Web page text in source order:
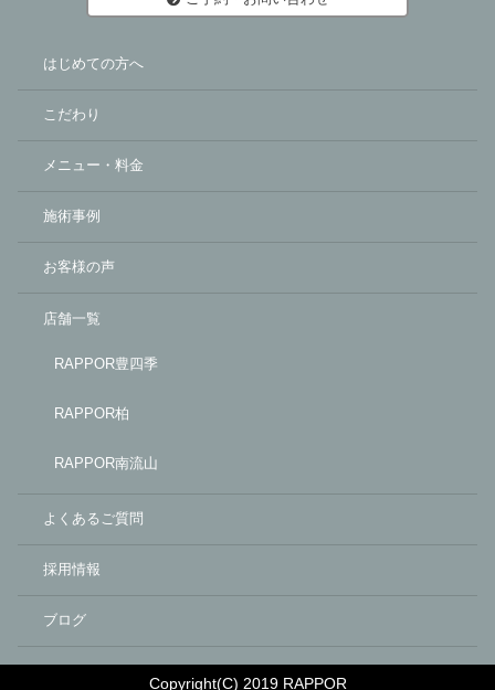
はじめての方へ
こだわり
メニュー・料金
施術事例
お客様の声
店舗一覧
RAPPOR豊四季
RAPPOR柏
RAPPOR南流山
よくあるご質問
採用情報
ブログ
Copyright(C) 2019 RAPPOR